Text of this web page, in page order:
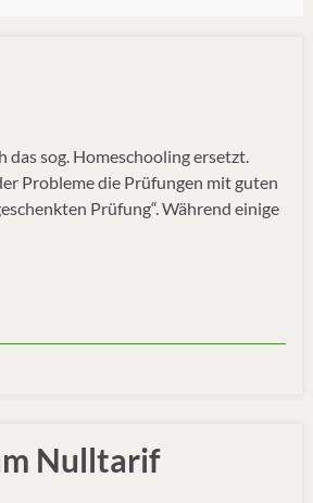
sog. Homeschooling ersetzt.
Probleme die Prüfungen mit guten
Prüfung“. Während einige
Nulltarif